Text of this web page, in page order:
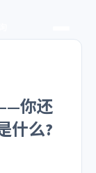
你还
什么?